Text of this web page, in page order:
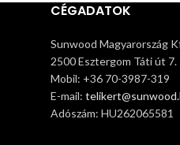
CÉGADATOK
Sunwood Magyarország
2500 Esztergom Táti út 7.
Mobil: +36 70-3987-319
E-mail:
Adószám: HU262065581